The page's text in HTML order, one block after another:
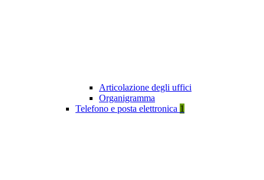
Articolazione degli uffici
Organigramma
Telefono e posta elettronica 1